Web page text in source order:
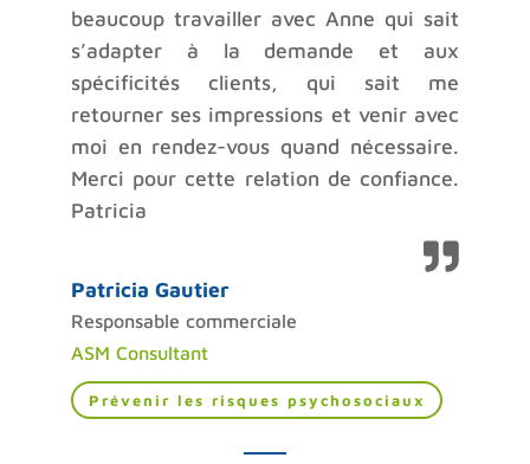
beaucoup travailler avec Anne qui sait
s’adapter à la demande et aux
spécificités clients, qui sait me
retourner ses impressions et venir avec
moi en rendez-vous quand nécessaire.
Merci pour cette relation de confiance.
Patricia
Patricia Gautier
Responsable commerciale
ASM Consultant
Prévenir les risques psychosociaux